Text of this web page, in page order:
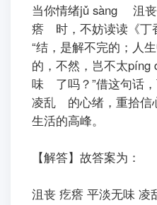
ㅤㅤ当你情绪jǔ sàng 沮
瘩 时，不妨读读《丁
“结，是解不完的；人
的，不然，岂不太píng
味 了吗？”借这句话
凌乱 的心绪，重拾
生活的高峰。
【解答】故答案为：
沮丧 疙瘩 平淡无味 凌